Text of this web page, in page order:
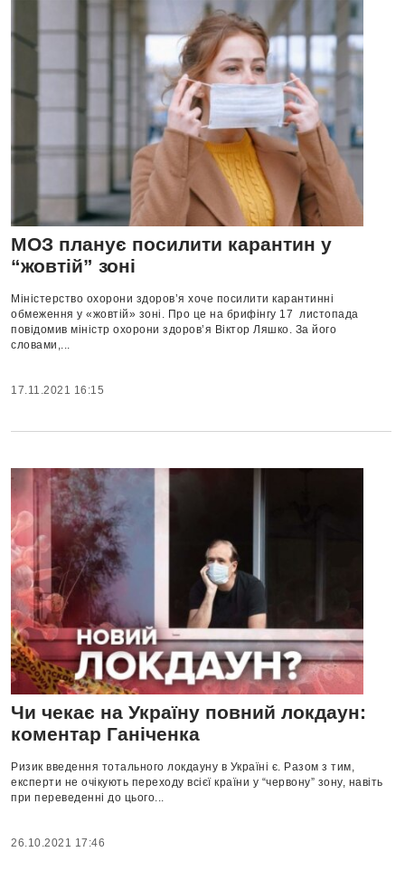
МОЗ планує посилити карантин у
“жовтій” зоні
Міністерство охорони здоров’я хоче посилити карантинні
обмеження у «жовтій» зоні. Про це на брифінгу 17 листопада
повідомив міністр охорони здоров’я Віктор Ляшко. За його
словами,...
17.11.2021 16:15
Чи чекає на Україну повний локдаун:
коментар Ганіченка
Ризик введення тотального локдауну в Україні є. Разом з тим,
експерти не очікують переходу всієї країни у “червону” зону, навіть
при переведенні до цього...
26.10.2021 17:46